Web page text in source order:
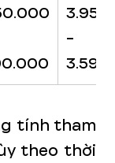
-
tính tham
theo thời